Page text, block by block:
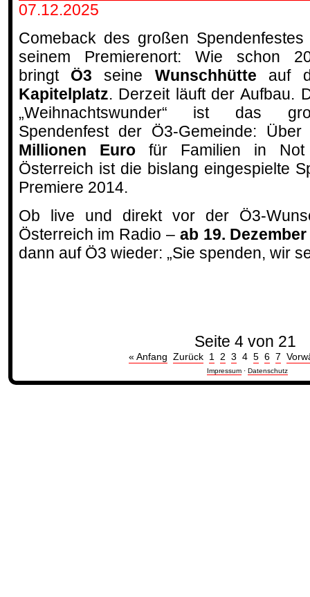
07.12.2025
Comeback des großen Spendenfestes
seinem Premierenort: Wie schon
bringt Ö3seine Wunschhütte auf
Kapitelplatz. Derzeit läuft der Aufbau.
„Weihnachtswunder“ ist das
Spendenfest der Ö3-Gemeinde:
Millionen Eurofür Familien in
Österreich ist die bislang eingespielte
Premiere 2014.
Ob live und direkt vor der Ö3-
Österreich im Radio – ab 19. Dezember
dann auf Ö3 wieder: „Sie spenden, wir
Seite 4 von 21
« Anfang Zurück 1 2 3 4 5 6 7
Impressum · Datenschutz